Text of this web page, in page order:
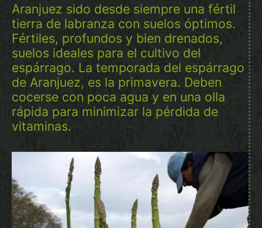
Aranjuez sido desde siempre una fértil
tierra de labranza con suelos óptimos.
Fértiles, profundos y bien drenados,
suelos ideales para el cultivo del
espárrago. La temporada del espárrago
de Aranjuez, es la primavera. Deben
cocerse con poca agua y en una olla
rápida para minimizar la pérdida de
vitaminas.